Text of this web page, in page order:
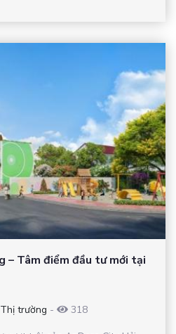
– Tâm điểm đầu tư mới tại
Thị trường -
318